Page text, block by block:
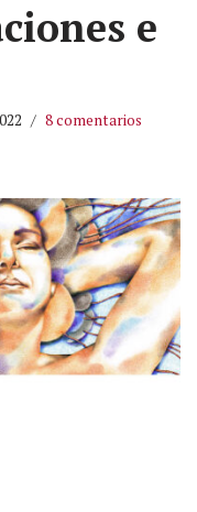
e
8 comentarios